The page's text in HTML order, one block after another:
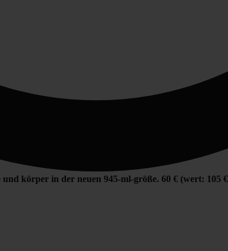
körper in der neuen 945-ml-größe. 60 € (wert: 105